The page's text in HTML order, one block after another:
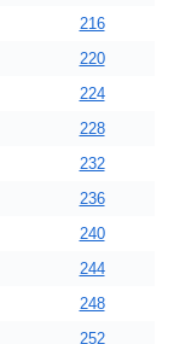
216
220
224
228
232
236
240
244
248
252